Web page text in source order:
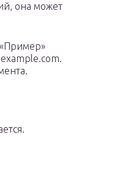
она может